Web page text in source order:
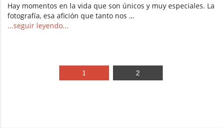
Hay momentos en la vida que son únicos y muy especiales. La
fotografía, esa afición que tanto nos …
...seguir leyendo...
1 2